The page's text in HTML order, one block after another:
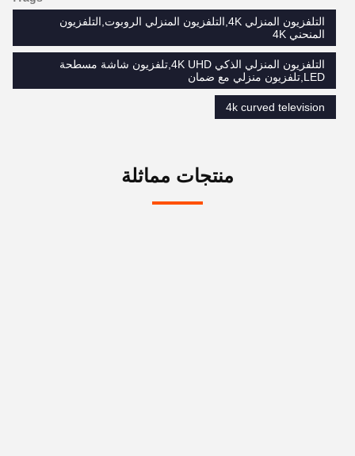
التلفزيون المنزلي 4K,التلفزيون المنزلي الروبوت,التلفزيون
المنحني 4K
التلفزيون المنزلي الذكي 4K UHD,تلفزيون شاشة مسطحة
LED,تلفزيون منزلي مع ضمان
4k curved television
منتجات مماثلة